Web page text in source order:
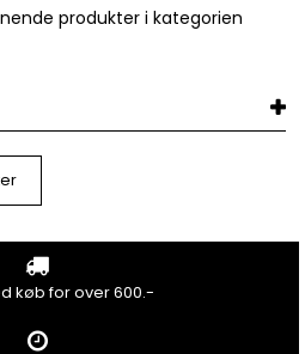
produkter i kategorien
køb for over 600.-